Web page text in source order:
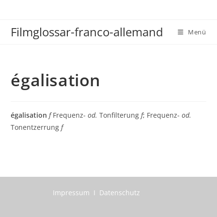
springen
Filmglossar-franco-allemand Menü
égalisation
égalisation fFrequenz-od. Tonfilterungf; Frequenz-od.
Tonentzerrungf
Impressum I Datenschutz